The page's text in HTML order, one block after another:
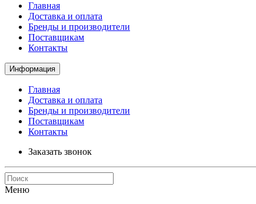
Главная
Доставка и оплата
Бренды и производители
Поставщикам
Контакты
Информация
Главная
Доставка и оплата
Бренды и производители
Поставщикам
Контакты
Заказать звонок
Меню